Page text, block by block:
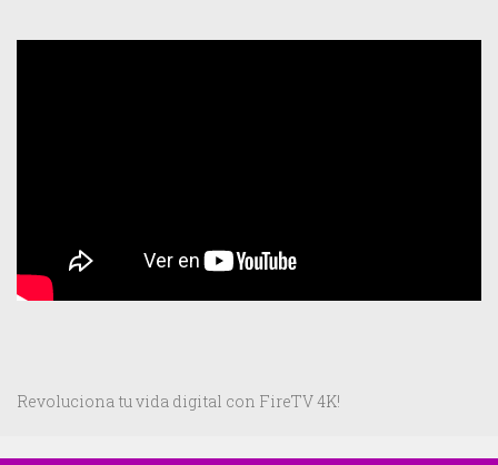
Revoluciona tu vida digital con FireTV 4K!